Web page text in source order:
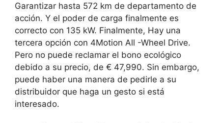
Garantizar hasta 572 km de departamento de
acción. Y el poder de carga finalmente es
correcto con 135 kW. Finalmente, Hay una
tercera opción con 4Motion All -Wheel Drive.
Pero no puede reclamar el bono ecológico
debido a su precio, de € 47,990. Sin embargo,
puede haber una manera de pedirle a su
distribuidor que haga un gesto si está
interesado.